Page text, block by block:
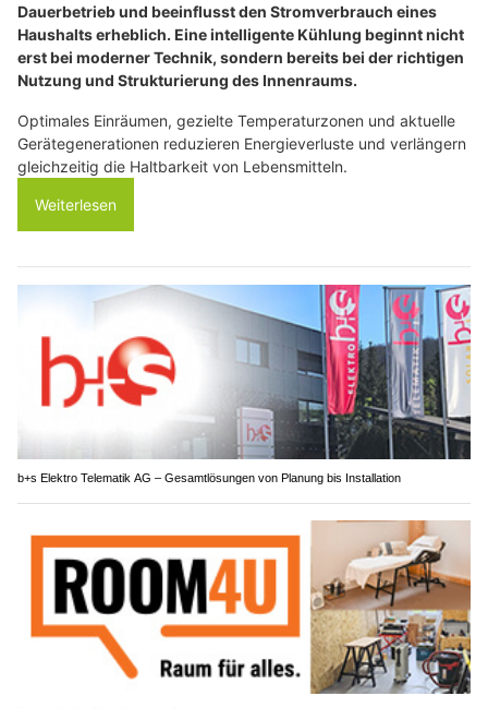
Dauerbetrieb und beeinflusst den Stromverbrauch eines
Haushalts erheblich. Eine intelligente Kühlung beginnt nicht
erst bei moderner Technik, sondern bereits bei der richtigen
Nutzung und Strukturierung des Innenraums.
Optimales Einräumen, gezielte Temperaturzonen und aktuelle
Gerätegenerationen reduzieren Energieverluste und verlängern
gleichzeitig die Haltbarkeit von Lebensmitteln.
Weiterlesen
b+s Elektro Telematik AG – Gesamtlösungen von Planung bis Installation